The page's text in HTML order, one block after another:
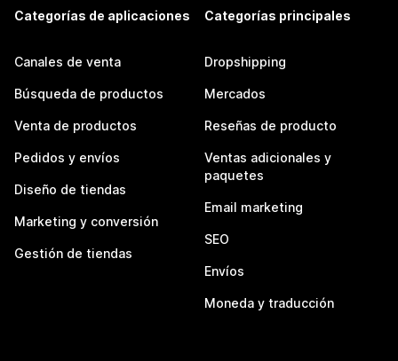
Categorías de aplicaciones
Canales de venta
Búsqueda de productos
Venta de productos
Pedidos y envíos
Diseño de tiendas
Marketing y conversión
Gestión de tiendas
Categorías principales
Dropshipping
Mercados
Reseñas de producto
Ventas adicionales y
paquetes
Email marketing
SEO
Envíos
Moneda y traducción